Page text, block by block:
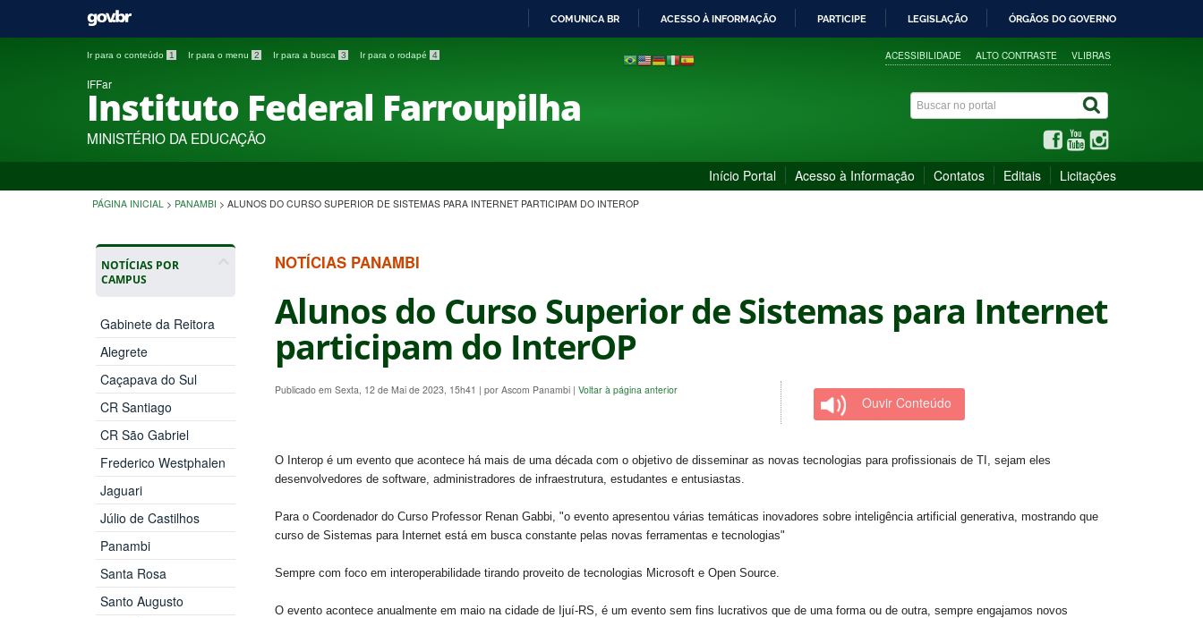
PARA
COMUNICA BR ACESSO À INFORMAÇÃO PARTICIPE LEGISLAÇÃO ÓRGÃOS DO GOVERNO
Ir para o conteúdo 1 Ir para o menu 2 Ir para a busca 3 Ir para o rodapé 4 ACESSIBILIDADE ALTO CONTRASTE VLIBRAS
IFFar
Instituto Federal Farroupilha
MINISTÉRIO DA EDUCAÇÃO
Início Portal Acesso à Informação Contatos Editais Licitações
PÁGINA INICIAL > PANAMBI > ALUNOS DO CURSO SUPERIOR DE SISTEMAS PARA INTERNET PARTICIPAM DO INTEROP
NOTÍCIAS POR
CAMPUS
Gabinete da Reitora
Alegrete
Caçapava do Sul
CR Santiago
CR São Gabriel
Frederico Westphalen
Jaguari
Júlio de Castilhos
Panambi
Santa Rosa
Santo Augusto
NOTÍCIAS PANAMBI
Alunos do Curso Superior de Sistemas para Internet
participam do InterOP
Publicado em Sexta, 12 de Mai de 2023, 15h41 | por Ascom Panambi | Voltar à página anterior
Ouvir Conteúdo
O Interop é um evento que acontece há mais de uma década com o objetivo de disseminar as novas tecnologias para profissionais de TI, sejam eles
desenvolvedores de software, administradores de infraestrutura, estudantes e entusiastas.
Para o Coordenador do Curso Professor Renan Gabbi, "o evento apresentou várias temáticas inovadores sobre inteligência artificial generativa, mostrando que
curso de Sistemas para Internet está em busca constante pelas novas ferramentas e tecnologias"
Sempre com foco em interoperabilidade tirando proveito de tecnologias Microsoft e Open Source.
O evento acontece anualmente em maio na cidade de Ijuí-RS, é um evento sem fins lucrativos que de uma forma ou de outra, sempre engajamos novos